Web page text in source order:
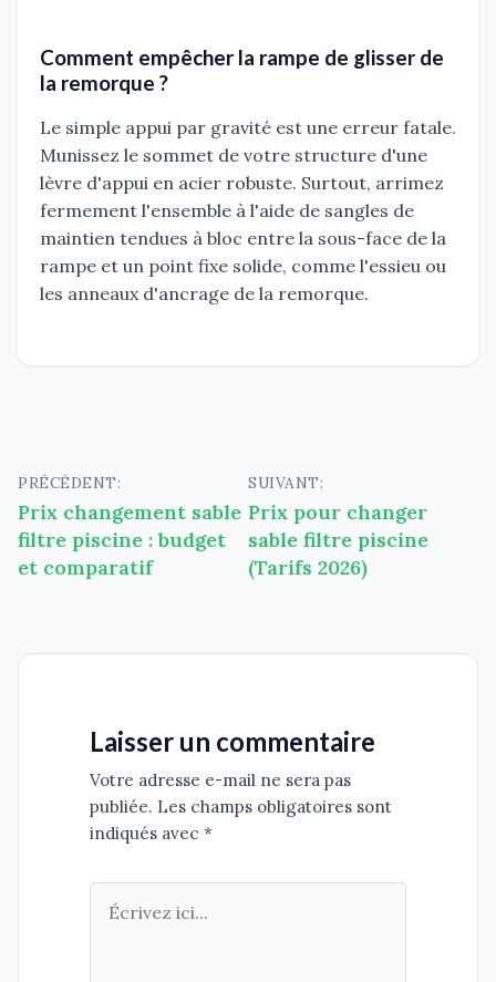
Comment empêcher la rampe de glisser de
la remorque ?
Le simple appui par gravité est une erreur fatale.
Munissez le sommet de votre structure d'une
lèvre d'appui en acier robuste. Surtout, arrimez
fermement l'ensemble à l'aide de sangles de
maintien tendues à bloc entre la sous-face de la
rampe et un point fixe solide, comme l'essieu ou
les anneaux d'ancrage de la remorque.
Navigation
de
l’article
PRÉCÉDENT:
Prix changement sable
filtre piscine : budget
et comparatif
SUIVANT:
Prix pour changer
sable filtre piscine
(Tarifs 2026)
Laisser un commentaire
Votre adresse e-mail ne sera pas
publiée. Les champs obligatoires sont
indiqués avec *